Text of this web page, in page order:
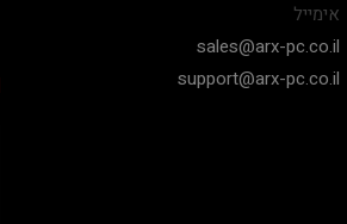
אימייל
sales@arx-pc.co.il
support@arx-pc.co.il